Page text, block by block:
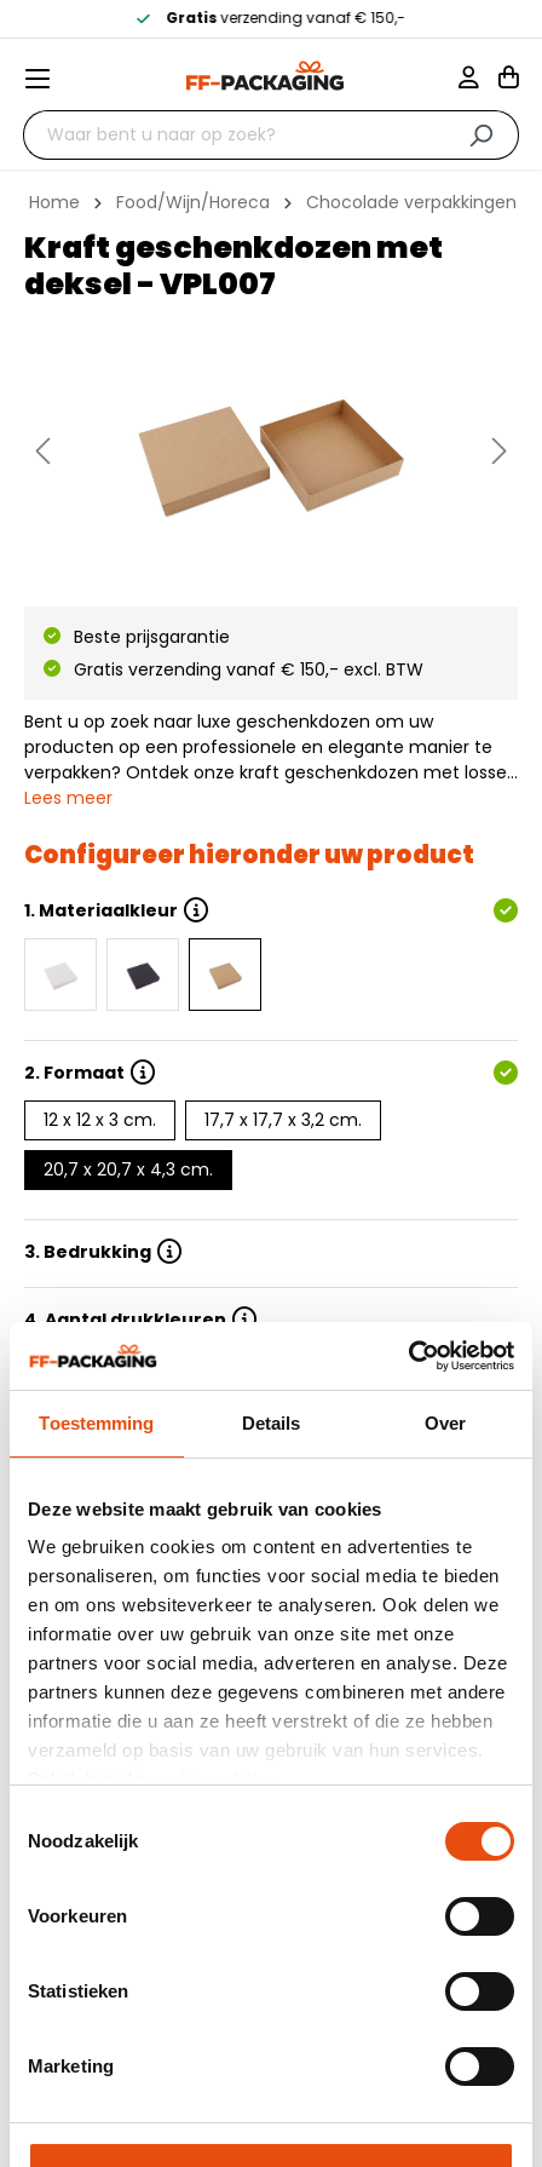
Toestemming Details Over
Deze website maakt gebruik van cookies
We gebruiken cookies om content en advertenties te
personaliseren, om functies voor social media te bieden
en om ons websiteverkeer te analyseren. Ook delen we
informatie over uw gebruik van onze site met onze
partners voor social media, adverteren en analyse. Deze
partners kunnen deze gegevens combineren met andere
informatie die u aan ze heeft verstrekt of die ze hebben
verzameld op basis van uw gebruik van hun services.
Noodzakelijk
Voorkeuren
Statistieken
Marketing
Gratisverzending vanaf € 150,-
Home Food/Wijn/Horeca Chocolade verpakkingen
Kraft geschenkdozen met
deksel - VPL007
Beste prijsgarantie
Gratis verzending vanaf € 150,- excl. BTW
Bent u op zoek naar luxe geschenkdozen om uw
producten op een professionele en elegante manier te
verpakken? Ontdek onze kraft geschenkdozen met losse
deksel – de perfecte keuze voor een duurzame en
volledig in elkaar geleverd en zijn direct klaar v…
Lees meer
Configureer hieronder uw product
1. Materiaalkleur
2. Formaat
12 x 12 x 3 cm.
17,7 x 17,7 x 3,2 cm.
20,7 x 20,7 x 4,3 cm.
3. Bedrukking
4. Aantal drukkleuren
5. Oplage
6. Levertijd
7. Ontwerp aanleveren
Samenvatting
464 klantreviews
Totaal prijs
excl. BTW € 41,65*
Productnummer:
Gratis verzending vanaf € 150,- excl. BTW
Gratis visual en/of sample
Vraag een sample aan